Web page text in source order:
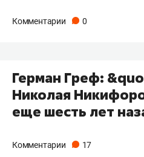
Комментарии 0
Герман Греф:
Николая
еще шесть лет
Комментарии 17